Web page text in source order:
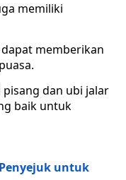
memiliki
memberikan
pisang dan ubi jalar
baik untuk
untuk